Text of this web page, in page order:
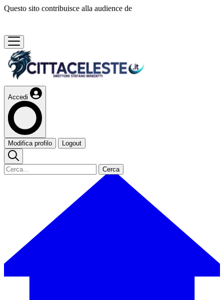
Questo sito contribuisce alla audience de
Accedi
Modifica profilo Logout
Cerca